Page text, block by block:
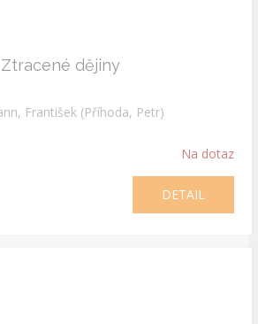
Ztracené dějiny
František (Příhoda, Petr)
Na dotaz
DETAIL